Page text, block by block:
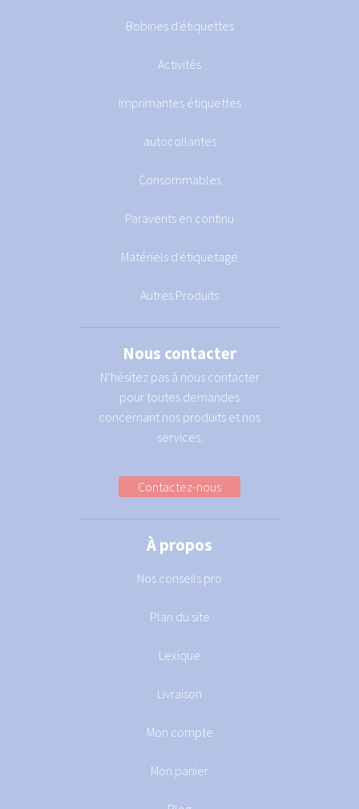
Bobines d'étiquettes
Activités
Imprimantes étiquettes
autocollantes
Consommables
Paravents en continu
Matériels d'étiquetage
Autres Produits
Nous contacter
N’hésitez pas à nous contacter
pour toutes demandes
concernant nos produits et nos
services.
Contactez-nous
À propos
Nos conseils pro
Plan du site
Lexique
Livraison
Mon compte
Mon panier